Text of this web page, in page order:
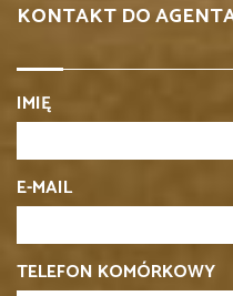
KONTAKT DO
IMIĘ
E-MAIL
TELEFON KOMÓRKOWY